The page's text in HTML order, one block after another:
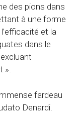
des pions dans
à une forme
et la
dans le
».
fardeau
Denardi.